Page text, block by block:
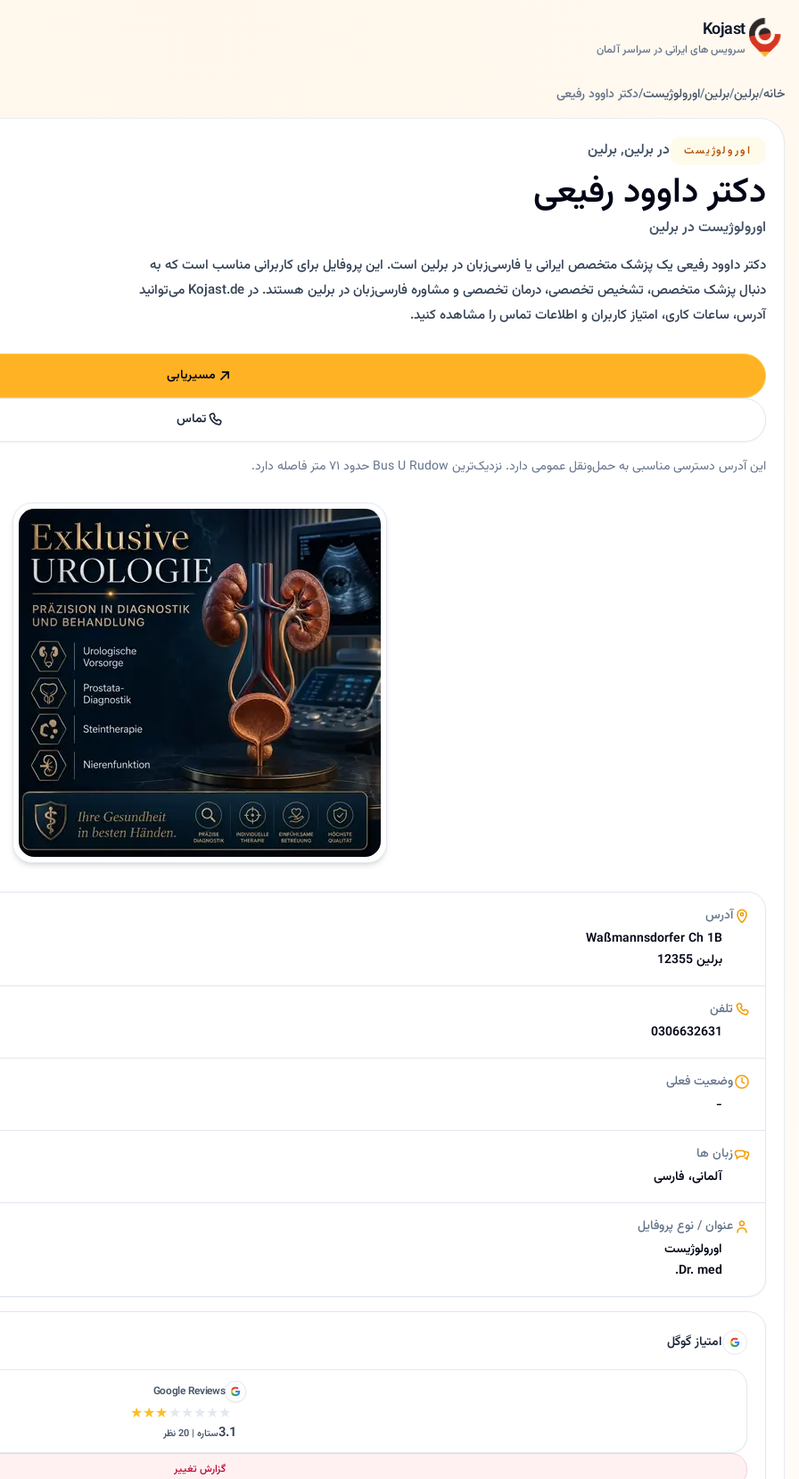
Kojast
سرویس های ایرانی در سراسر آلمان
خانه/برلین/برلین/اورولوژیست/دکتر داوود رفیعی
اورولوژیست در برلین, برلین
دکتر داوود رفیعی
اورولوژیست در برلین
دکتر داوود رفیعی یک پزشک متخصص ایرانی یا فارسی‌زبان در برلین است. این پروفایل برای کاربرانی مناسب است که به
دنبال پزشک متخصص، تشخیص تخصصی، درمان تخصصی و مشاوره فارسی‌زبان در برلین هستند. در Kojast.de می‌توانید
آدرس، ساعات کاری، امتیاز کاربران و اطلاعات تماس را مشاهده کنید.
مسیریابی
تماس
این آدرس دسترسی مناسبی به حمل‌ونقل عمومی دارد. نزدیک‌ترین Bus U Rudow حدود ۷۱ متر فاصله دارد.
اورولوژیست دکتر داوود رفیعی در برلین، برلین. دکتر داوود رفیعی - متخصص اورولوژی در برلین (Neukölln) پزشکی دقیق و دلسوزانه برای سلامتی کلیه و مجاری ادراری شما دکتر داوود رفیعی، متخصص کلیه و مجاری ادراری، در مطب خود در منطقه نویکلن
آدرس
Waßmannsdorfer Ch 1B
12355 برلین
تلفن
0306632631
وضعیت فعلی
-
زبان ها
آلمانی، فارسی
عنوان / نوع پروفایل
اورولوژیست
Dr. med.
امتیاز گوگل
Google Reviews
★★★★★
★★★★★
3.1ستاره | 20 نظر
گزارش تغییر